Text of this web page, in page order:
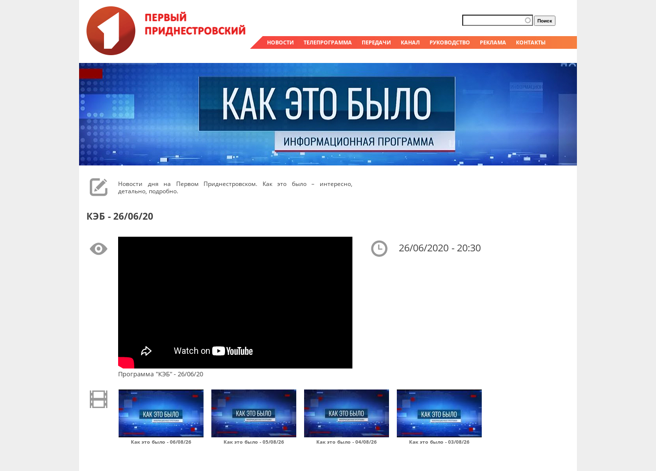
НОВОСТИ ТЕЛЕПРОГРАММА ПЕРЕДАЧИ КАНАЛ РУКОВОДСТВО РЕКЛАМА КОНТАКТЫ
Форма поиска
Поиск
Новости дня на Первом Приднестровском. Как это было – интересно,
детально, подробно.
КЭБ - 26/06/20
Программа "КЭБ" - 26/06/20
26/06/2020 - 20:30
Как это было - 06/08/26 Как это было - 05/08/26 Как это было - 04/08/26 Как это было - 03/08/26